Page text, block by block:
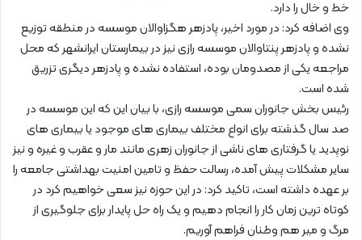
خط و خال را دارد.
وی اضافه کرد: در مورد اخیر، پادزهر هگزاوالان موسسه در منطقه توزیع
نشده و پادزهر پنتاوالان موسسه رازی نیز در بیمارستان ایرانشهر که محل
مراجعه یکی از مصدومان بوده، استفاده نشده و پادزهر دیگری تزریق
شده است.
رئیس بخش جانوران سمی موسسه رازی، با بیان این که این موسسه در
صد سال گذشته برای انواع مختلف بیماری های موجود یا بیماری های
نوپدید یا گرفتاری های ناشی از جانوران زهری مانند مار و عقرب و غیره و نیز
سایر مشکلات پیش آمده، رسالت حفظ و تامین امنیت بهداشتی جامعه را
بر عهده داشته است، تاکید کرد: در این حوزه نیز سعی خواهیم کرد در
کوتاه ترین زمان کار را انجام دهیم و یک راه حل پایدار برای جلوگیری از
مرگ و میر هم وطنان فراهم آوریم.